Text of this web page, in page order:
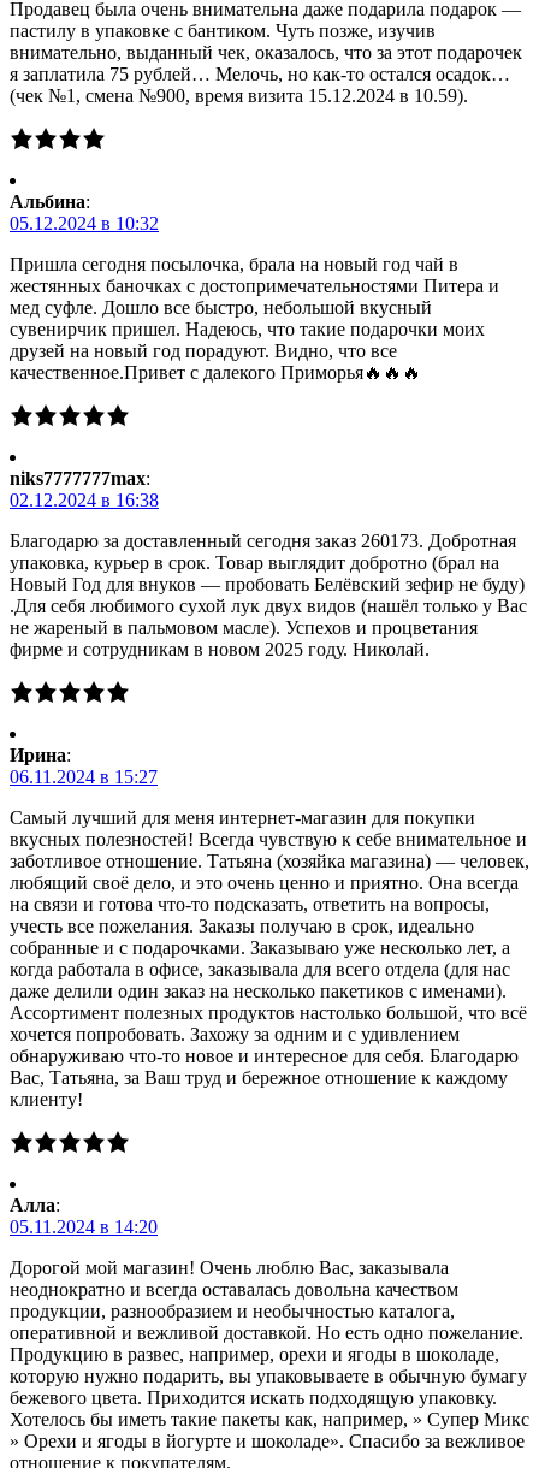
Продавец была очень внимательна даже подарила подарок —
пастилу в упаковке с бантиком. Чуть позже, изучив
внимательно, выданный чек, оказалось, что за этот подарочек
я заплатила 75 рублей… Мелочь, но как-то остался осадок…
(чек №1, смена №900, время визита 15.12.2024 в 10.59).
Альбина:
05.12.2024 в 10:32
Пришла сегодня посылочка, брала на новый год чай в
жестянных баночках с достопримечательностями Питера и
мед суфле. Дошло все быстро, небольшой вкусный
сувенирчик пришел. Надеюсь, что такие подарочки моих
друзей на новый год порадуют. Видно, что все
качественное.Привет с далекого Приморья🔥🔥🔥
niks7777777max:
02.12.2024 в 16:38
Благодарю за доставленный сегодня заказ 260173. Добротная
упаковка, курьер в срок. Товар выглядит добротно (брал на
Новый Год для внуков — пробовать Белёвский зефир не буду)
.Для себя любимого сухой лук двух видов (нашёл только у Вас
не жареный в пальмовом масле). Успехов и процветания
фирме и сотрудникам в новом 2025 году. Николай.
Ирина:
06.11.2024 в 15:27
Самый лучший для меня интернет-магазин для покупки
вкусных полезностей! Всегда чувствую к себе внимательное и
заботливое отношение. Татьяна (хозяйка магазина) — человек,
любящий своё дело, и это очень ценно и приятно. Она всегда
на связи и готова что-то подсказать, ответить на вопросы,
учесть все пожелания. Заказы получаю в срок, идеально
собранные и с подарочками. Заказываю уже несколько лет, а
когда работала в офисе, заказывала для всего отдела (для нас
даже делили один заказ на несколько пакетиков с именами).
Ассортимент полезных продуктов настолько большой, что всё
хочется попробовать. Захожу за одним и с удивлением
обнаруживаю что-то новое и интересное для себя. Благодарю
Вас, Татьяна, за Ваш труд и бережное отношение к каждому
клиенту!
Алла:
05.11.2024 в 14:20
Дорогой мой магазин! Очень люблю Вас, заказывала
неоднократно и всегда оставалась довольна качеством
продукции, разнообразием и необычностью каталога,
оперативной и вежливой доставкой. Но есть одно пожелание.
Продукцию в развес, например, орехи и ягоды в шоколаде,
которую нужно подарить, вы упаковываете в обычную бумагу
бежевого цвета. Приходится искать подходящую упаковку.
Хотелось бы иметь такие пакеты как, например, » Супер Микс
» Орехи и ягоды в йогурте и шоколаде». Спасибо за вежливое
отношение к покупателям.